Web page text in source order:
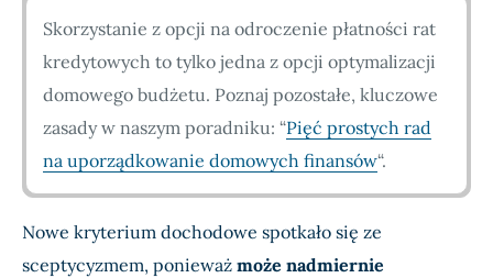
Skorzystanie z opcji na odroczenie płatności rat
kredytowych to tylko jedna z opcji optymalizacji
domowego budżetu. Poznaj pozostałe, kluczowe
zasady w naszym poradniku: “Pięć prostych rad
na uporządkowanie domowych finansów“.
Nowe kryterium dochodowe spotkało się ze
sceptycyzmem, ponieważ może nadmiernie